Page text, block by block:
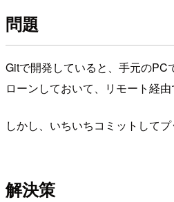
問題
Gitで開発していると、手元のPC
ローンしておいて、リモート経
しかし、いちいちコミットして
解決策